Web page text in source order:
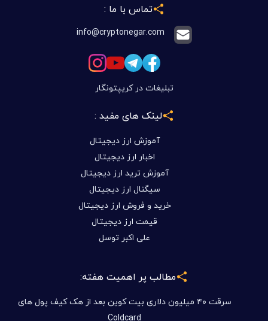
تماس با ما :
info@cryptonegar.com
تبلیغات در کریپتونگار
لینک های مفید :
آموزش ارز دیجیتال
اخبار ارز دیجیتال
آموزش ترید ارز دیجیتال
سیگنال ارز دیجیتال
خرید و فروش ارز دیجیتال
قیمت ارز دیجیتال
علی اکبر توسل
مطالب پر اهمیت هفته:
سرقت ۴۰ میلیون دلاری بیت کوین بعد از هک کیف پول های
Coldcard